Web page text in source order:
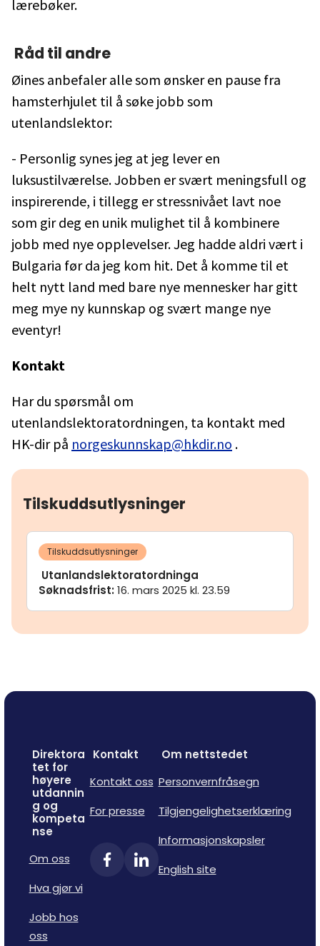
lærebøker.
Råd til andre
Øines anbefaler alle som ønsker en pause fra
hamsterhjulet til å søke jobb som
utenlandslektor:
- Personlig synes jeg at jeg lever en
luksustilværelse. Jobben er svært meningsfull og
inspirerende, i tillegg er stressnivået lavt noe
som gir deg en unik mulighet til å kombinere
jobb med nye opplevelser. Jeg hadde aldri vært i
Bulgaria før da jeg kom hit. Det å komme til et
helt nytt land med bare nye mennesker har gitt
meg mye ny kunnskap og svært mange nye
eventyr!
Kontakt
Har du spørsmål om
utenlandslektoratordningen, ta kontakt med
HK-dir på norgeskunnskap@hkdir.no .
Tilskuddsutlysninger
Tilskuddsutlysninger
Utanlandslektoratordninga
Søknadsfrist: 16. mars 2025 kl. 23.59
Direktora
tet for
høyere
utdannin
g og
kompeta
nse
Om oss
Hva gjør vi
Jobb hos
oss
Kontakt
Kontakt oss
For presse
Om nettstedet
Personvernfråsegn
Tilgjengelighetserklæring
Informasjonskapsler
English site